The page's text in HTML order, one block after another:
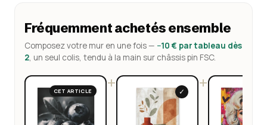
Fréquemment achetés ensemble
Composez votre mur en une fois — −10 € par tableau dès
2 , un seul colis, tendu à la main sur châssis pin FSC.
CET ARTICLE + ✓ +